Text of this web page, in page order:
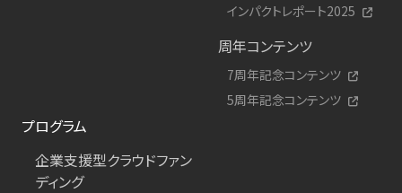
インパクトレポート2025
周年コンテンツ
7周年記念コンテンツ
5周年記念コンテンツ
プログラム
企業支援型クラウドファン
ディング